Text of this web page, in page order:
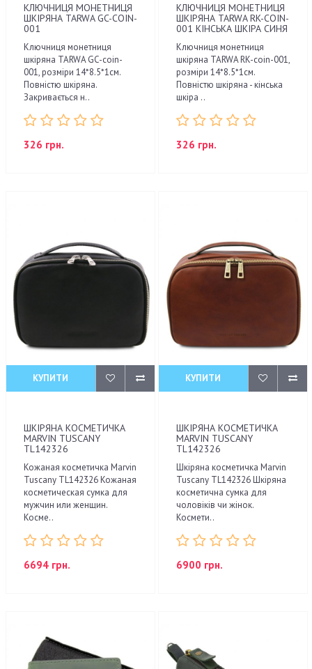
КЛЮЧНИЦЯ МОНЕТНИЦЯ
ШКІРЯНА TARWA GC-COIN-
001
Ключниця монетниця
шкіряна TARWA GC-coin-
001, розміри 14*8.5*1см.
Повністю шкіряна.
Закривається н..
326 грн.
КЛЮЧНИЦЯ МОНЕТНИЦЯ
ШКІРЯНА TARWA RK-COIN-
001 КІНСЬКА ШКІРА СИНЯ
Ключниця монетниця
шкіряна TARWA RK-coin-001,
розміри 14*8.5*1см.
Повністю шкіряна - кінська
шкіра ..
326 грн.
КУПИТИ
ШКІРЯНА КОСМЕТИЧКА
MARVIN TUSCANY
TL142326
Кожаная косметичка Marvin
Tuscany TL142326 Кожаная
косметическая сумка для
мужчин или женщин.
Косме..
6694 грн.
КУПИТИ
ШКІРЯНА КОСМЕТИЧКА
MARVIN TUSCANY
TL142326
Шкіряна косметичка Marvin
Tuscany TL142326 Шкіряна
косметична сумка для
чоловіків чи жінок.
Космети..
6900 грн.